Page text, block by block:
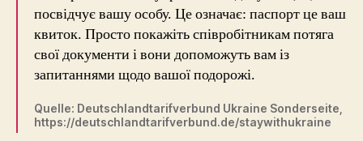
посвідчує вашу особу. Це означає: паспорт це ваш
квиток. Просто покажіть співробітникам потягa
свої документи i вони допоможуть вам із
запитаннями щодо вашої подорожі.
Quelle: Deutschlandtarifverbund Ukraine Sonderseite,
https://deutschlandtarifverbund.de/staywithukraine